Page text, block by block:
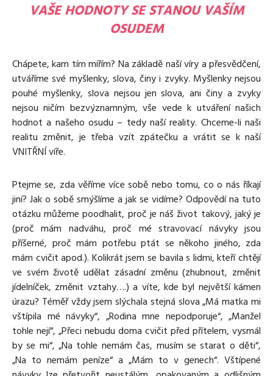
VAŠE HODNOTY SE STANOU VAŠÍM
OSUDEM
Chápete, kam tím mířím? Na základě naší víry a přesvědčení,
utváříme své myšlenky, slova, činy i zvyky. Myšlenky nejsou
pouhé myšlenky, slova nejsou jen slova, ani činy a zvyky
nejsou ničím bezvýznamným, vše vede k utváření našich
hodnot a našeho osudu – tedy naší reality. Chceme-li naši
realitu změnit, je třeba vzít zpátečku a vrátit se k naší
VNITŘNÍ víře.
Ptejme se, zda věříme více sobě nebo tomu, co o nás říkají
jiní? Jak o sobě smýšlíme a jak se vidíme? Odpovědí na tuto
otázku můžeme poodhalit, proč je náš život takový, jaký je
(proč mám nadváhu, proč mé stravovací návyky jsou
příšerné, proč mám potřebu ptát se někoho jiného, zda
mám cvičit apod.). Kolikrát jsem se bavila s lidmi, kteří chtějí
ve svém životě udělat zásadní změnu (zhubnout, změnit
jídelníček, změnit vztahy….) a víte, kde byl největší kámen
úrazu? Téměř vždy jsem slýchala stejná slova „Má matka mi
vštípila mé návyky“, „Rodina mne nepodporuje“, „Manžel
tohle nejí“, „Přeci nebudu doma cvičit před přítelem, vysmál
by se mi“, „Na tohle nemám čas, musím se starat o děti“,
„Na to nemám peníze“ a „Mám to v genech“. Vštípené